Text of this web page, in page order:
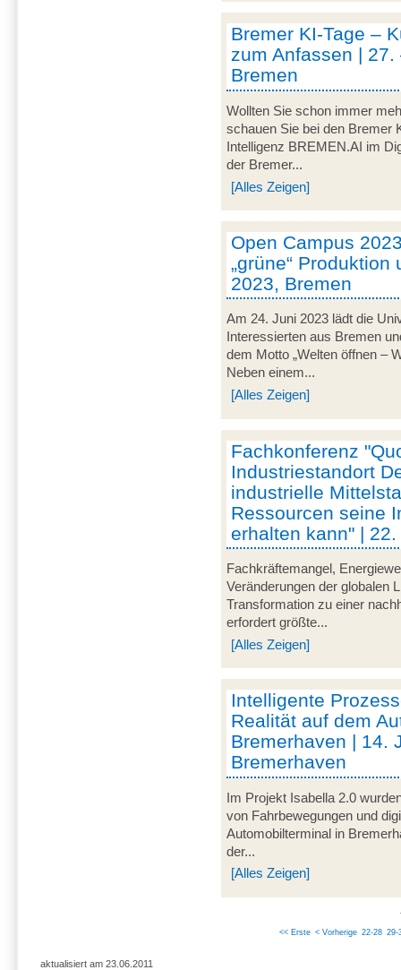
Bremer KI-Tage –
zum Anfassen |
Bremen
Wollten Sie schon immer
schauen Sie bei den Bremer
Intelligenz BREMEN.AI im
der Bremer...
[Alles Zeigen]
Open Campus
„grüne“
2023, Bremen
Am 24. Juni 2023 lädt die
Interessierten aus Bremen
dem Motto „Welten öffnen –
Neben einem...
[Alles Zeigen]
Fachkonferenz
Industriestandort
industrielle
Ressourcen seine
erhalten kann" |
Fachkräftemangel,
Veränderungen der globalen
Transformation zu einer
erfordert größte...
[Alles Zeigen]
Intelligente
Realität auf dem
Bremerhaven | 14.
Bremerhaven
Im Projekt Isabella 2.0
von Fahrbewegungen und
Automobilterminal in
der...
[Alles Zeigen]
<< Erste < Vorherige 22-28 29-
aktualisiert am 23.06.2011